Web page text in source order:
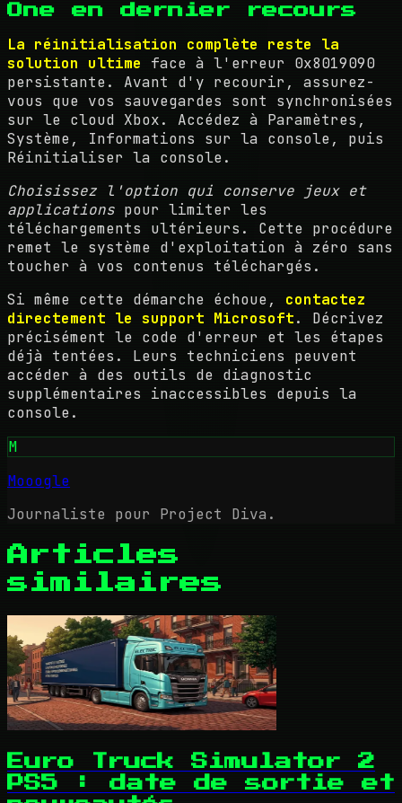
One en dernier recours
La réinitialisation complète reste la
solution ultime face à l'erreur 0x8019090
persistante. Avant d'y recourir, assurez-
vous que vos sauvegardes sont synchronisées
sur le cloud Xbox. Accédez à Paramètres,
Système, Informations sur la console, puis
Réinitialiser la console.
Choisissez l'option qui conserve jeux et
applications pour limiter les
téléchargements ultérieurs. Cette procédure
remet le système d'exploitation à zéro sans
toucher à vos contenus téléchargés.
Si même cette démarche échoue, contactez
directement le support Microsoft. Décrivez
précisément le code d'erreur et les étapes
déjà tentées. Leurs techniciens peuvent
accéder à des outils de diagnostic
supplémentaires inaccessibles depuis la
console.
M
Mooogle
Journaliste pour Project Diva.
Articles
similaires
Euro Truck Simulator 2
PS5 : date de sortie et